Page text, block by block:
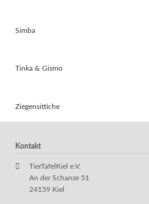
Simba
Tinka & Gismo
Ziegensittiche
Kontakt
TierTafelKiel e.V,
An der Schanze 51
24159 Kiel